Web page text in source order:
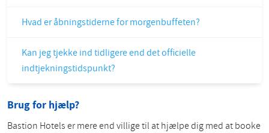
Hvad er åbningstiderne for morgenbuffeten?
Kan jeg tjekke ind tidligere end det officielle
indtjekningstidspunkt?
Brug for hjælp?
Bastion Hotels er mere end villige til at hjælpe dig med at booke